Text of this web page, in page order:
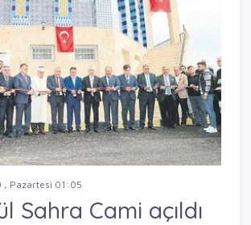
, Pazartesi 01:05
Sahra Cami açıldı